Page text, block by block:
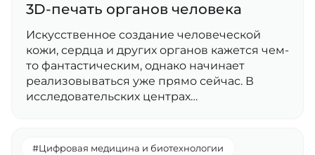
3D-печать органов человека
Искусственное создание человеческой
кожи, сердца и других органов кажется чем-
то фантастическим, однако начинает
реализовываться уже прямо сейчас. В
исследовательских центрах…
#Цифровая медицина и биотехнологии